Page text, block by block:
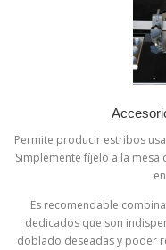
Permite producir estribos
Simplemente fíjelo a la
Es recomendable
dedicados que son
doblado deseadas y poder